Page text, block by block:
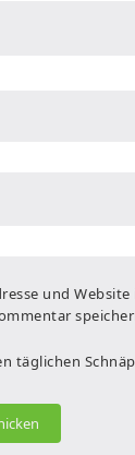
und
täglichen